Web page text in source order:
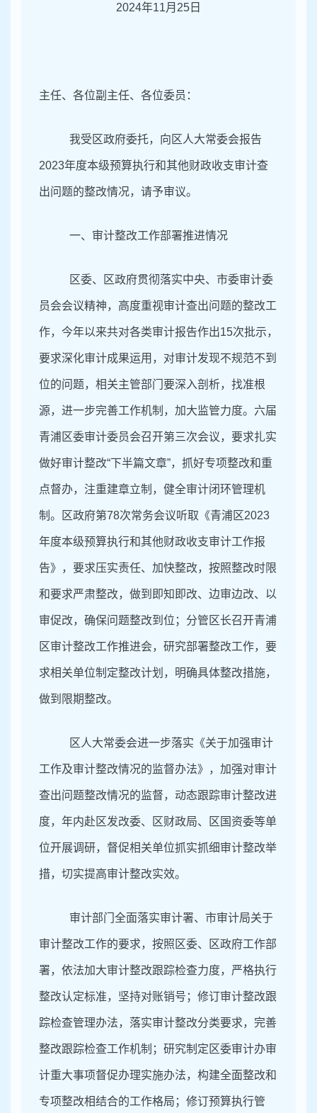
2024年11月25日
主任、各位副主任、各位委员：
我受区政府委托，向区人大常委会报告
2023年度本级预算执行和其他财政收支审计查
出问题的整改情况，请予审议。
一、审计整改工作部署推进情况
区委、区政府贯彻落实中央、市委审计委
员会会议精神，高度重视审计查出问题的整改工
作，今年以来共对各类审计报告作出15次批示，
要求深化审计成果运用 ，对审计发现不规范不到
位的问题，相关主管部门要深入剖析，找准根
源，进一步完善工作机制，加大监管力度。六届
青浦区委审计委员会召开第三次会议，要求扎实
做好审计整改“下半篇文章”，抓好专项整改和重
点督办，注重建章立制，健全审计闭环管理机
制。区政府第78次常务会议听取 《青浦区2023
年度本级预算执行和其他财政收支审计工作报
告》，要求压实责任、加快整改，按照整改时限
和要求严肃整改，做到即知即改、边审边改、以
审促改，确保问题整改到位；分管区长召开青浦
区审计整改工作推进会，研究部署整改工作，要
求相关单位制定整改计划，明确具体整改措施，
做到限期整改。
区人大常委会进一步落实《关于加强审计
工作及审计整改情况的监督办法》，加强对审计
查出问题整改情况的监督，动态跟踪审计整改进
度，年内赴区发改委、区财政局、区国资委等单
位开展调研，督促相关单位抓实抓细审计整改举
措，切实提高审计整改实效。
审计部门全面落实审计署、市审计局关于
审计整改工作的要求，按照区委、区政府工作部
署，依法加大审计整改跟踪检查力度，严格执行
整改认定标准，坚持对账销号；修订审计整改跟
踪检查管理办法，落实审计整改分类要求，完善
整改跟踪检查工作机制；研究制定区委审计办审
计重大事项督促办理实施办法，构建全面整改和
专项整改相结合的工作格局；修订预算执行管